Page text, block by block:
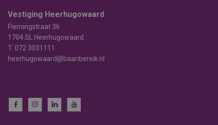
Vestiging Heerhugowaard
Flemingstraat 36
1704 SL Heerhugowaard
T. 072 3031111
heerhugowaard@baanbereik.nl